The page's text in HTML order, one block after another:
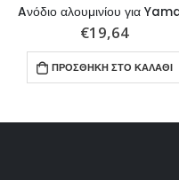
€19,64
ΠΡΟΣΘΉΚΗ ΣΤΟ ΚΑΛΆΘΙ